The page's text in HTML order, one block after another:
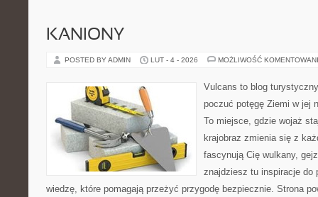
KANIONY
POSTED BY ADMIN LUT - 4 - 2026 MOŻLIWOŚĆ
Vulcans to blog
poczuć potęgę Ziemi w jej
To miejsce, gdzie wojaż
krajobraz zmienia się z
fascynują Cię wulkany,
znajdziesz tu inspiracje do
wiedzę, które pomagają przeżyć przygodę bezpiecznie. Strona